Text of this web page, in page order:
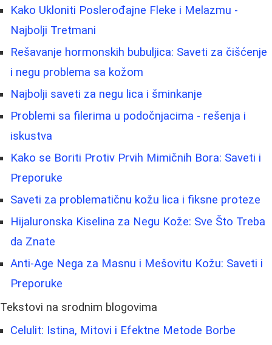
Kako Ukloniti Poslerođajne Fleke i Melazmu -
Najbolji Tretmani
Rešavanje hormonskih bubuljica: Saveti za čišćenje
i negu problema sa kožom
Najbolji saveti za negu lica i šminkanje
Problemi sa filerima u podočnjacima - rešenja i
iskustva
Kako se Boriti Protiv Prvih Mimičnih Bora: Saveti i
Preporuke
Saveti za problematičnu kožu lica i fiksne proteze
Hijaluronska Kiselina za Negu Kože: Sve Što Treba
da Znate
Anti-Age Nega za Masnu i Mešovitu Kožu: Saveti i
Preporuke
Tekstovi na srodnim blogovima
Celulit: Istina, Mitovi i Efektne Metode Borbe